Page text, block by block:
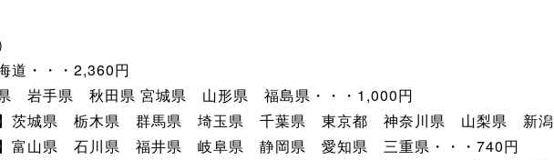
道・・・2,360円
県 岩手県 秋田県 宮城県 山形県 福島県・・・1,000円
】茨城県 栃木県 群馬県 埼玉県 千葉県 東京都 神奈川県 山梨県 新
】富山県 石川県 福井県 岐阜県 静岡県 愛知県 三重県・・・740円